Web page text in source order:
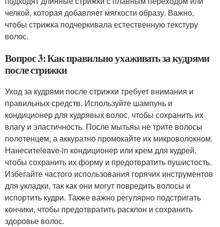
челкой, которая добавляет мягкости образу. Важно,
чтобы стрижка подчеркивала естественную текстуру
волос.
Вопрос 3: Как правильно ухаживать за кудрями
после стрижки
Уход за кудрями после стрижки требует внимания и
правильных средств. Используйте шампунь и
кондиционер для кудрявых волос, чтобы сохранить их
влагу и эластичность. После мытьяы не трите волосы
полотенцем, а аккуратно промокайте их микроволокном.
Нанеситеleave-in кондиционер или крем для кудрей,
чтобы сохранить их форму и предотвратить пушистость.
Избегайте частого использования горячих инструментов
для укладки, так как они могут повредить волосы и
испортить кудри. Также важно регулярно подстригать
кончики, чтобы предотвратить расклон и сохранить
здоровье волос.